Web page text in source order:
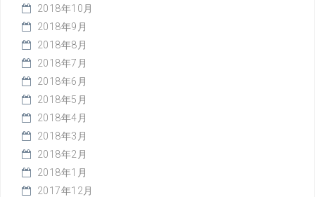
2018年10月
2018年9月
2018年8月
2018年7月
2018年6月
2018年5月
2018年4月
2018年3月
2018年2月
2018年1月
2017年12月